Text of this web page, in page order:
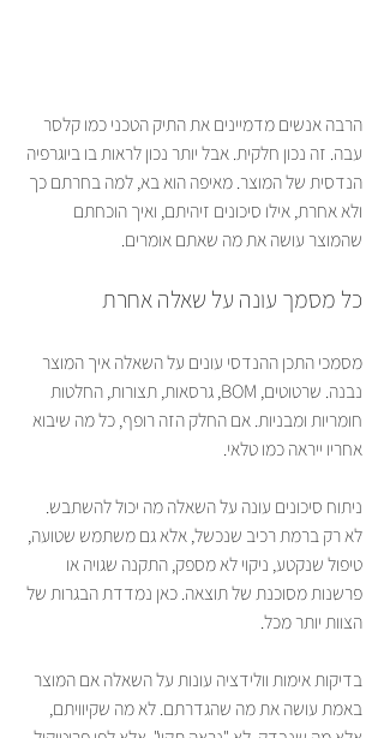
הרבה אנשים מדמיינים את התיק הטכני כמו קלסר
עבה. זה נכון חלקית. אבל יותר נכון לראות בו ביוגרפיה
הנדסית של המוצר. מאיפה הוא בא, למה בחרתם כך
ולא אחרת, אילו סיכונים זיהיתם, ואיך הוכחתם
שהמוצר עושה את מה שאתם אומרים.
כל מסמך עונה על שאלה אחרת
מסמכי התכן ההנדסי עונים על השאלה איך המוצר
נבנה. שרטוטים, BOM, גרסאות, תצורות, החלטות
חומריות ומבניות. אם החלק הזה רופף, כל מה שיבוא
אחריו ייראה כמו טלאי.
ניתוח סיכונים עונה על השאלה מה יכול להשתבש.
לא רק ברמת רכיב שנכשל, אלא גם משתמש שטועה,
טיפול שנקטע, ניקוי לא מספק, התקנה שגויה או
פרשנות מסוכנת של תוצאה. כאן נמדדת הבגרות של
הצוות יותר מכל.
בדיקות אימות וולידציה עונות על השאלה אם המוצר
באמת עושה את מה שהגדרתם. לא מה שקיוויתם,